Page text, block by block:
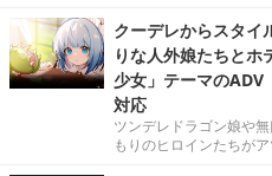
クーデレからスタイ
りな人外娘たちとホ
少女」テーマのADV
対応
ツンデレドラゴン娘や
もりのヒロインたちがア